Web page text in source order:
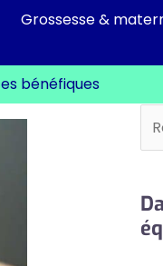
Grossesse &
bénéfiques